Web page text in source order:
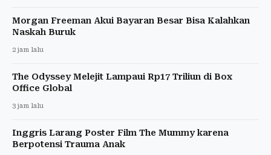
Morgan Freeman Akui Bayaran Besar Bisa Kalahkan
Naskah Buruk
2 jam lalu
The Odyssey Melejit Lampaui Rp17 Triliun di Box
Office Global
3 jam lalu
Inggris Larang Poster Film The Mummy karena
Berpotensi Trauma Anak